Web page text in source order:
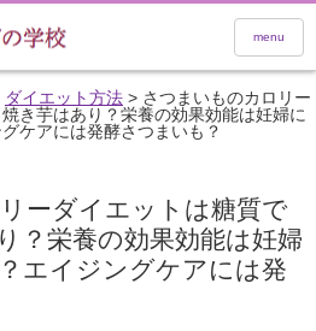
menu
ダイエット方法 > さつまいものカロリー
き芋はあり？栄養の効果効能は妊婦に
ケアには発酵さつまいも？
ーダイエットは糖質で
？栄養の効果効能は妊婦
エイジングケアには発